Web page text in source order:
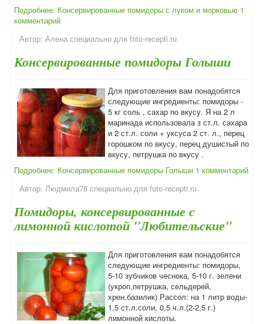
Подробнее: Консервированные помидоры с луком и морковью 1
комментарий
Автор: Алена специально для foto-recepti.ru
Консервированные помидоры Голыши
Для приготовления вам понадобятся
следующие ингредиенты: помидоры -
5 кг соль , сахар по вкусу. Я на 2 л
маринада использовала з ст.л. сахара
и 2 ст.л. соли + уксуса 2 ст. л., перец
горошком по вкусу, перец душистый по
вкусу, петрушка по вкусу .
Подробнее: Консервированные помидоры Голыши 1 комментарий
Автор: Людмила78 специально для foto-recepti.ru
Помидоры, консервированные с
лимонной кислотой "Любительские"
Для приготовления вам понадобятся
следующие ингредиенты: помидоры,
5-10 зубчиков чеснока, 5-10 г. зелени
(укроп,петрушка, сельдерей,
хрен,базилик) Рассол: на 1 литр воды-
1,5 ст.л.соли, 0,5 ч.л.(2-2,5 г.)
лимонной кислоты.